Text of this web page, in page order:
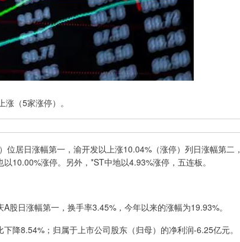
（5家涨停）。
居日涨幅第一，渝开发以上涨10.04%（涨停）列日涨幅第二，
10.00%涨停。另外，*ST中地以4.93%涨停，五连板。
日涨幅第一，换手率3.45%，今年以来的涨幅为19.93%。
8.54%；归属于上市公司股东（归母）的净利润-6.25亿元。